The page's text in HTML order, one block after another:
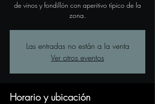
de vinos y fondillón con aperitivo típico de la
zona.
Las entradas no están a la venta
Ver otros eventos
Horario y ubicación